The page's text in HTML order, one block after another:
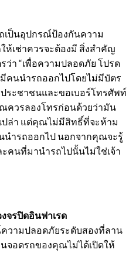
เป็นอุปกรณ์ป้องกันความ
ห้เช่าควรจะต้องมี สิ่งสำคัญ
า “เพื่อความปลอดภัย โปรด
มีคนนำรถออกไปโดยไม่มีบัตร
ระชาชนและขอเบอร์โทรศัพท์
ควรลองโทรก่อนด้วยว่ามัน
ปล่า แต่คุณไม่มีสิทธิ์ที่จะห้าม
ำรถออกไป นอกจากคุณจะรู้
คนที่มานำรถไปนั้นไม่ใช่เจ้า
จรปิดอินฟาเรด
ามปลอดภัยระดับสองที่ลาน
จอดรถของคุณไม่ได้เปิดให้